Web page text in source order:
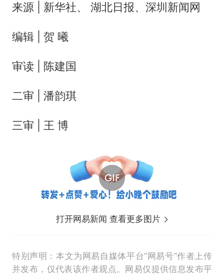
来源 | 新华社、 湖北日报、深圳新闻网
编辑 | 贺 曦
审读 | 陈建国
二审 | 潘韵琪
三审 | 王 博
打开网易新闻 查看更多图片
特别声明：本文为网易自媒体平台“网易号”作者上传
并发布，仅代表该作者观点。网易仅提供信息发布平